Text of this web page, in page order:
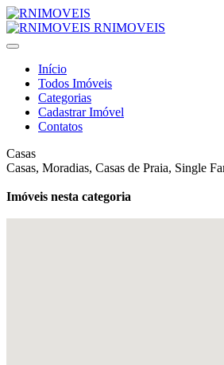
RNIMOVEIS
Início
Todos Imóveis
Categorias
Cadastrar Imóvel
Contatos
Casas
Casas, Moradias, Casas de Praia, Single
Imóveis nesta categoria